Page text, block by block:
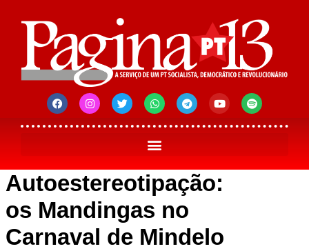
Autoestereotipação:
os Mandingas no
Carnaval de Mindelo